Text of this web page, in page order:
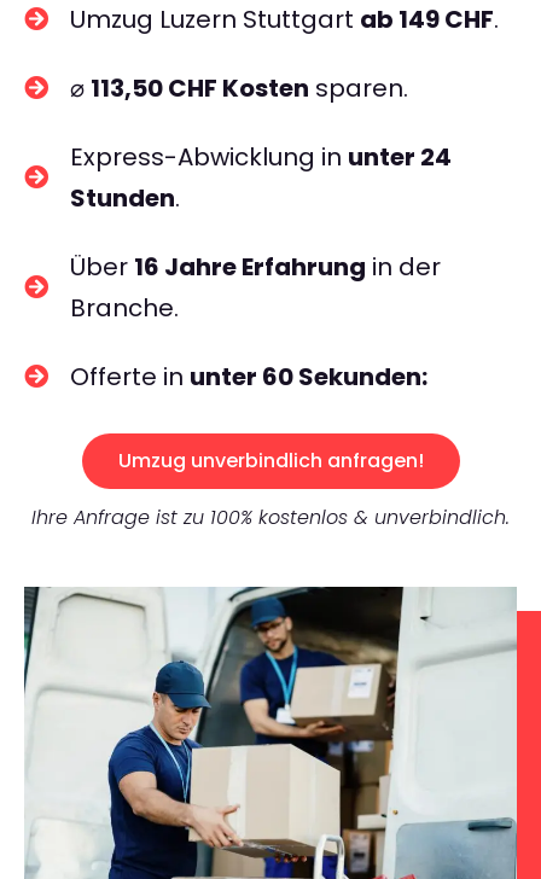
Umzug Luzern Stuttgart ab 149 CHF.
⌀ 113,50 CHF Kosten sparen.
Express-Abwicklung in unter 24
Stunden.
Über 16 Jahre Erfahrung in der
Branche.
Offerte in unter 60 Sekunden:
Umzug unverbindlich anfragen!
Ihre Anfrage ist zu 100% kostenlos & unverbindlich.